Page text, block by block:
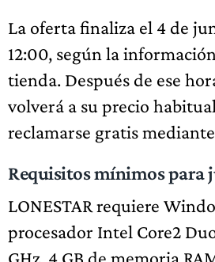
La oferta finaliza el 4 de
12:00, según la
tienda. Después de ese
volverá a su precio
reclamarse gratis
Requisitos mínimos para
LONESTAR requiere
procesador Intel Core2
GHz, 4 GB de memoria